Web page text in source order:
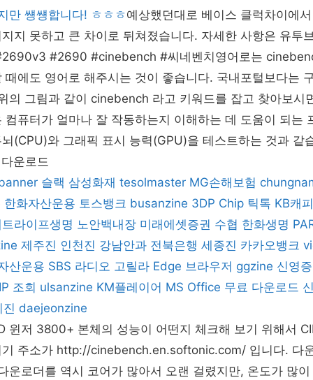
만 썡썡합니다! ㅎㅎㅎ예상했던대로 베이스 클럭차이에
지 못하고 큰 차이로 뒤쳐졌습니다. 자세한 사항은 유투
#2690 #cinebench #씨네벤치영어로는
때에도 영어로 해주시는 것이 좋습니다. 국내포털보다는
의 그림과 같이 cinebench 라고 키워드를 잡고 찾아보시
퓨터가 얼마나 잘 작동하는지 이해하는 데 도움이 되는
(CPU)와 그래픽 표시 능력(GPU)을 테스트하는 것과 같
운로드
슬랙 삼성화재 tesolmaster MG손해보험
한화자산운용 토스뱅크 busanzine 3DP Chip 틱톡 KB캐
라이프생명 노안백내장 미래에셋증권 수협 한화생명
제주진 인천진 강남안과 전북은행 세종진 카카오뱅크
산운용 SBS 라디오 고릴라 Edge 브라우저 ggzine 신영
조회 ulsanzine KM플레이어 MS Office 무료 다운로드
진 daejeonzine
윈저 3800+ 본체의 성능이 어떤지 체크해 보기 위해서
기 주소가 http://cinebench.en.softonic.com/ 입니다. 다
운로더를 역시 코어가 많아서 오랜 걸렸지만, 온도가 많